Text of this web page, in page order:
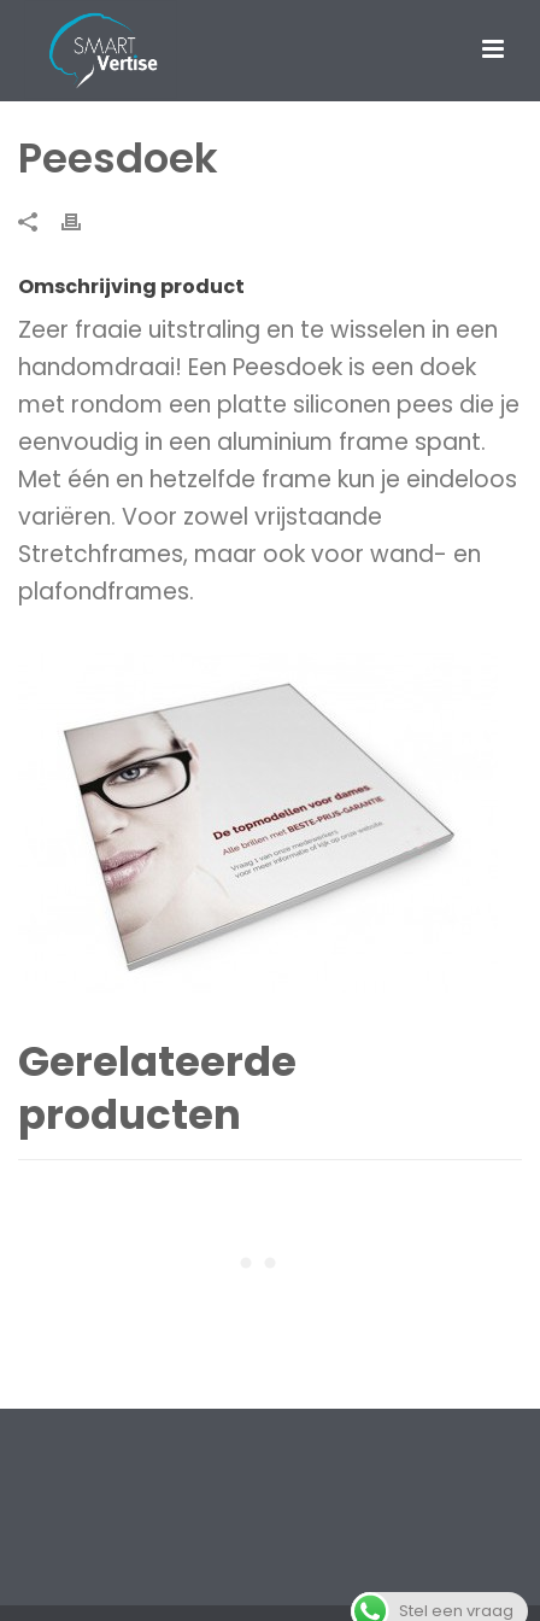
Peesdoek
Omschrijving product
Zeer fraaie uitstraling en te wisselen in een
handomdraai! Een Peesdoek is een doek
met rondom een platte siliconen pees die je
eenvoudig in een aluminium frame spant.
Met één en hetzelfde frame kun je eindeloos
variëren. Voor zowel vrijstaande
Stretchframes, maar ook voor wand- en
plafondframes.
Gerelateerde
producten
Stel een vraag